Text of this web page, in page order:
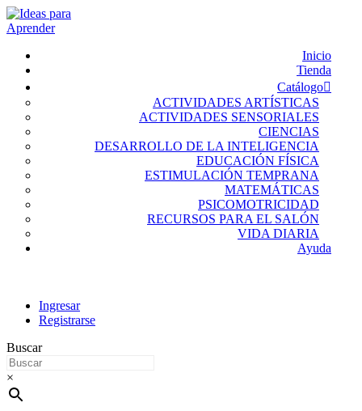
Inicio
Tienda
Catálogo
ACTIVIDADES ARTÍSTICAS
ACTIVIDADES SENSORIALES
CIENCIAS
DESARROLLO DE LA INTELIGENCIA
EDUCACIÓN FÍSICA
ESTIMULACIÓN TEMPRANA
MATEMÁTICAS
PSICOMOTRICIDAD
RECURSOS PARA EL SALÓN
VIDA DIARIA
Ayuda
Ingresar
Registrarse
Buscar
×